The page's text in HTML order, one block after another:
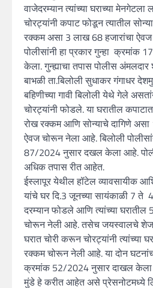
वाजेदरम्यान त्यांच्या घराच्या
चोरट्यांनी कपाट फोडून त्यातील
रक्कम असा 3 लाख 68 हजारांचा
पोलीसांनी हा प्रकार गुन्हा क्रमांक
केला. गुन्ह्याचा तपास पोलीस
बाभळी ता.बिलोली सुधाकर गंगाधर
बहिणीच्या गावी बिलोली येथे गेले
चोरट्यांनी फोडले. या घरातील
रोख रक्कम आणि सोन्याचे दागिणे
ऐवज चोरून नेला आहे. बिलोली
87/2024 नुसार दखल केला आहे.
अधिक तपास रीत आहेत.
ईस्लापूर येथील हॉटेल व्यावसायीक
यांचे घर दि.3 जूनच्या सायंकाळी 7 ते
दरम्यान फोडले आणि त्यांच्या
चोरून नेली आहे. तसेच जयस्वालचे
घरात चोरी करून चोरट्यांनी त्यांच्या
रक्कम चोरून नेली आहे. या दोन
क्रमांक 52/2024 नुसार दाखल केला
मुंडे हे करीत आहेत असे प्रेसनोटमध्ये